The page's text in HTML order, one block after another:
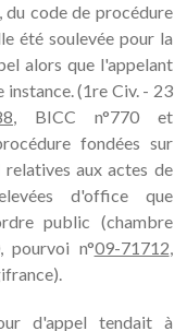
code de procédure
été soulevée pour la
alors que l'appelant
(1re Civ. - 23
, BICC n°770 et
fondées sur
aux actes de
d'office que
public (chambre
pourvoi n°09-71712,
d'appel tendait à